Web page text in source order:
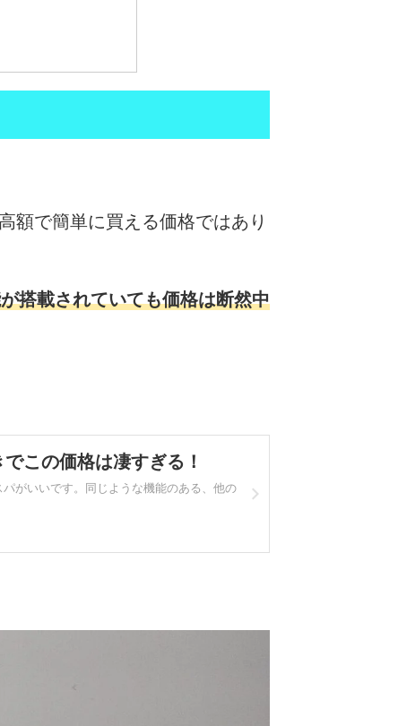
額で簡単に買える価格ではあり
搭載されていても価格は断然中
この価格は凄すぎる！
がいいです。同じような機能のある、他の